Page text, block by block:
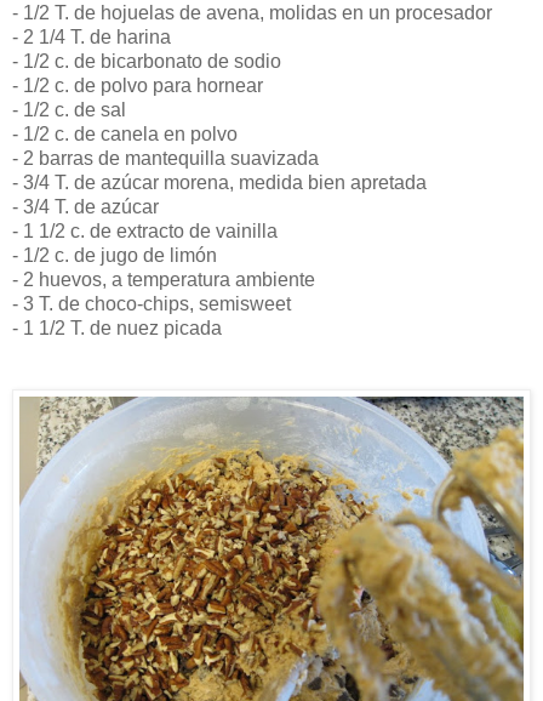
- 1/2 T. de hojuelas de avena, molidas en un procesador
- 2 1/4 T. de harina
- 1/2 c. de bicarbonato de sodio
- 1/2 c. de polvo para hornear
- 1/2 c. de sal
- 1/2 c. de canela en polvo
- 2 barras de mantequilla suavizada
- 3/4 T. de azúcar morena, medida bien apretada
- 3/4 T. de azúcar
- 1 1/2 c. de extracto de vainilla
- 1/2 c. de jugo de limón
- 2 huevos, a temperatura ambiente
- 3 T. de choco-chips, semisweet
- 1 1/2 T. de nuez picada